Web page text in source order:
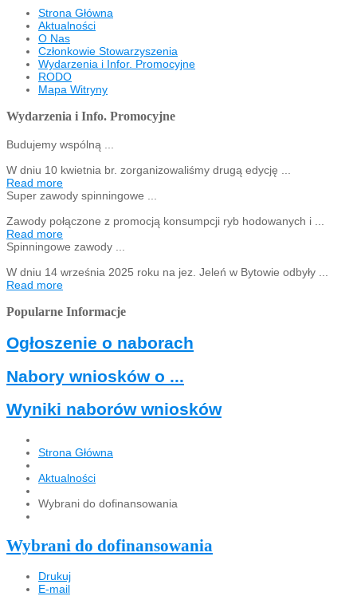
Strona Główna
Aktualności
O Nas
Członkowie Stowarzyszenia
Wydarzenia i Infor. Promocyjne
RODO
Mapa Witryny
Wydarzenia i Info. Promocyjne
Budujemy wspólną ...
W dniu 10 kwietnia br. zorganizowaliśmy drugą edycję ...
Read more
Super zawody spinningowe ...
Zawody połączone z promocją konsumpcji ryb hodowanych i ...
Read more
Spinningowe zawody ...
W dniu 14 września 2025 roku na jez. Jeleń w Bytowie odbyły ...
Read more
Popularne Informacje
Ogłoszenie o naborach
Nabory wniosków o ...
Wyniki naborów wniosków
Strona Główna
Aktualności
Wybrani do dofinansowania
Wybrani do dofinansowania
Drukuj
E-mail